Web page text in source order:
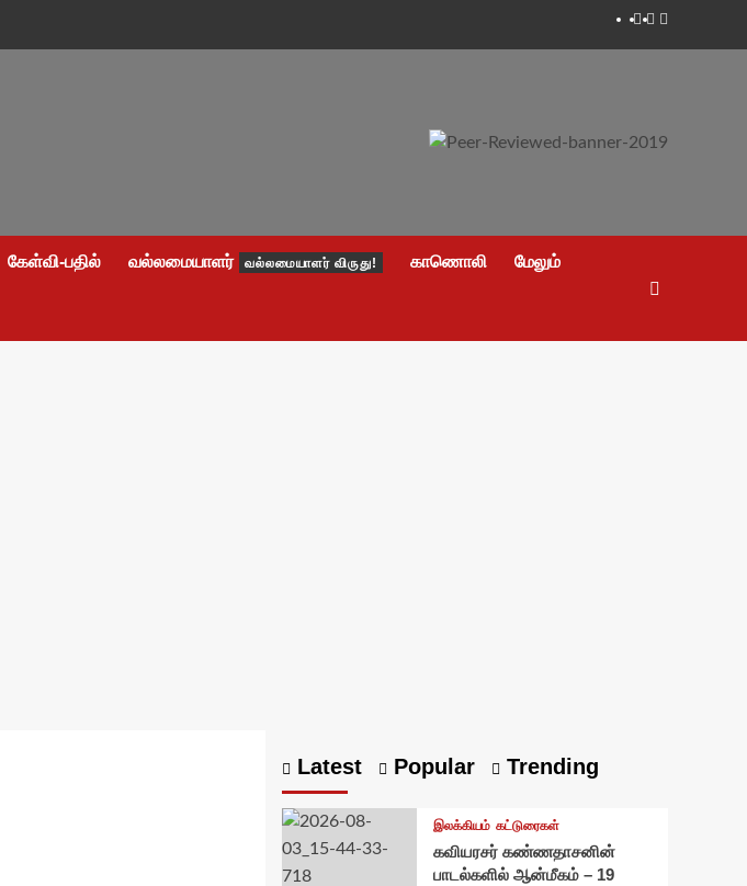
Facebook
Twitter
Youtube
கேள்வி-பதில் வல்லமையாளர் வல்லமையாளர் விருது! காணொலி மேலும்
Latest Popular Trending
இலக்கியம் கட்டுரைகள்
கவியரசர் கண்ணதாசனின்
பாடல்களில் ஆன்மீகம் – 19